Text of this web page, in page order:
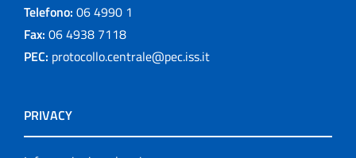
Telefono: 06 4990 1
Fax: 06 4938 7118
PEC: protocollo.centrale@pec.iss.it
PRIVACY